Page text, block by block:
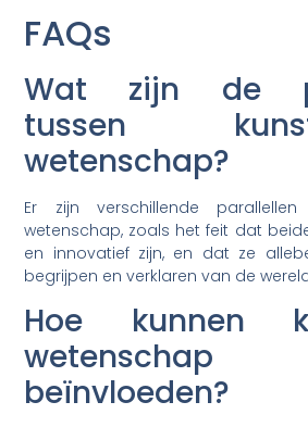
FAQs
Wat zijn de
tussen
wetenschap?
Er zijn verschillende
wetenschap, zoals het feit dat
en innovatief zijn, en dat ze
begrijpen en verklaren van de
Hoe kunnen
beïnvloeden?